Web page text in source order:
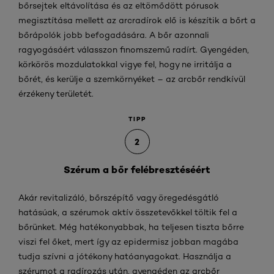
bőrsejtek eltávolítása és az eltömődött pórusok
megisztítása mellett az arcradírok elő is készítik a bőrt a
bőrápolók jobb befogadására. A bőr azonnali
ragyogásáért válasszon finomszemű radírt. Gyengéden,
körkörös mozdulatokkal vigye fel, hogy ne irritálja a
bőrét, és kerülje a szemkörnyéket – az arcbőr rendkívül
érzékeny területét.
TIPP
2
Szérum a bőr felébresztéséért
Akár revitalizáló, bőrszépítő vagy öregedésgátló
hatásúak, a szérumok aktív összetevőkkel töltik fel a
bőrünket. Még hatékonyabbak, ha teljesen tiszta bőrre
viszi fel őket, mert így az epidermisz jobban magába
tudja szívni a jótékony hatóanyagokat. Használja a
szérumot a radírozás után, gyengéden az arcbőr